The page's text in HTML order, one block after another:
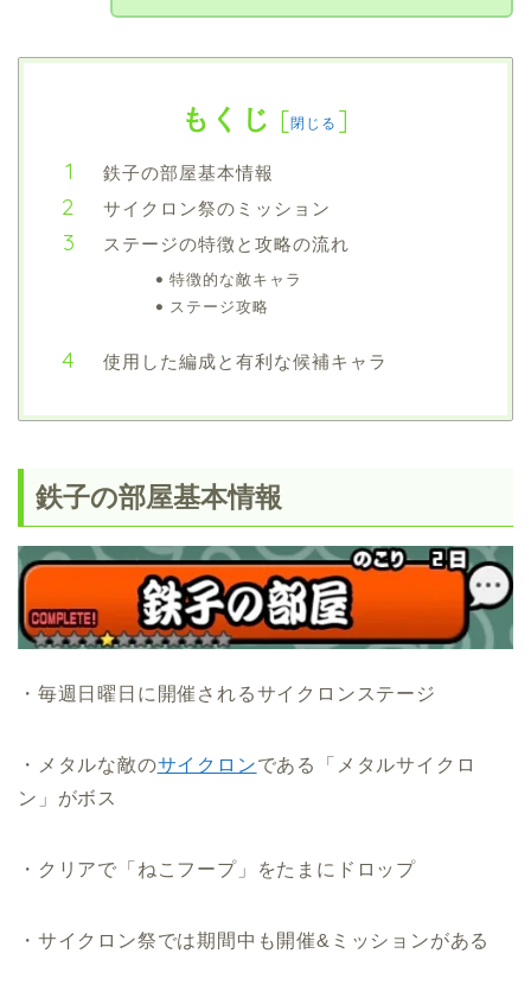
もくじ [閉じる ]
鉄子の部屋基本情報
サイクロン祭のミッション
ステージの特徴と攻略の流れ
特徴的な敵キャラ
ステージ攻略
使用した編成と有利な候補キャラ
鉄子の部屋基本情報
・毎週日曜日に開催されるサイクロンステージ
・メタルな敵のサイクロンである「メタルサイクロ
ン」がボス
・クリアで「ねこフープ」をたまにドロップ
・サイクロン祭では期間中も開催&ミッションがある